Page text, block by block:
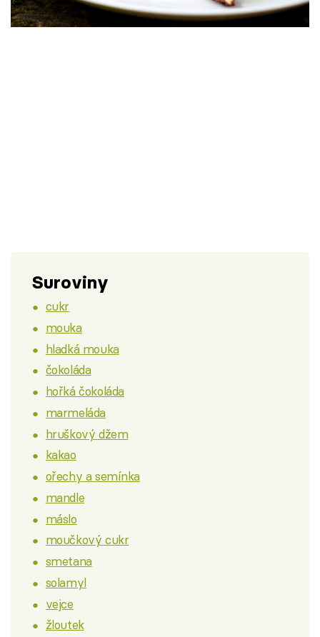
Škola vaření
Suroviny
cukr
mouka
hladká mouka
čokoláda
hořká čokoláda
marmeláda
hruškový džem
kakao
ořechy a semínka
mandle
máslo
moučkový cukr
smetana
solamyl
vejce
žloutek